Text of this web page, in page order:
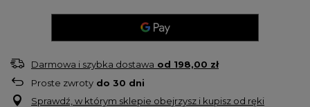
Darmowa i szybka dostawa od 198,00 zł
Proste zwroty do 30 dni
Sprawdź, w którym sklepie obejrzysz i kupisz od ręki